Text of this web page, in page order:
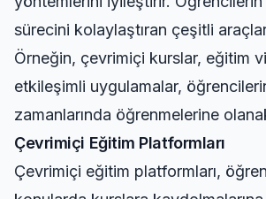
sürecini kolaylaştıran çeşitli
Örneğin, çevrimiçi kurslar, eğitim
etkileşimli uygulamalar,
zamanlarında öğrenmelerine
Çevrimiçi Eğitim Platformları
Çevrimiçi eğitim platformları,